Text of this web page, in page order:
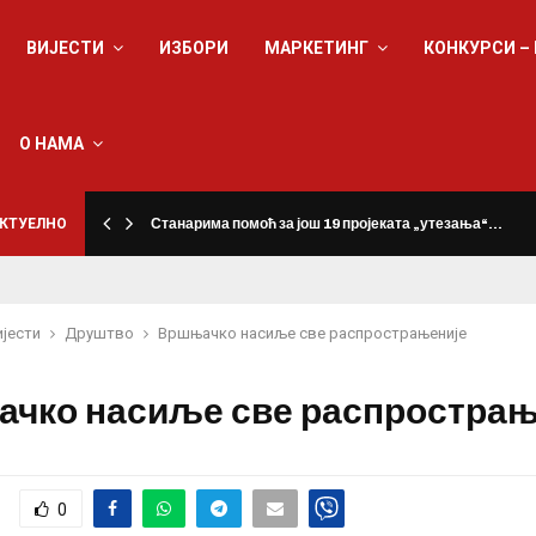
ВИЈЕСТИ ИЗБОРИ МАРКЕТИНГ КОНКУРСИ
О НАМА
Станарима помоћ за још 19 пројеката „утезања“…
Друштво Вршњачко насиље све распрострањеније
насиље све
0